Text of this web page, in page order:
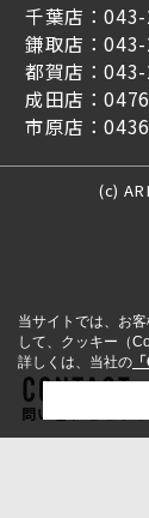
千葉店：
鎌取店：
都賀店：
成田店：
市原店：
(c)
問い合わせをする
当サイトでは、お
して、クッキー（
詳しくは、当社の